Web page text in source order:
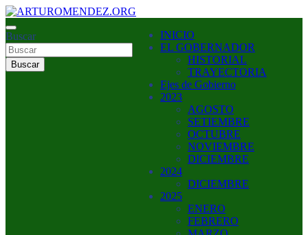
Saltar
al
contenido
ARTUROMENDEZ.ORG
ARTURO MENDEZ GOBERNADOR 2023
Buscar
Buscar
INICIO
EL GOBERNADOR
HISTORIAL
TRAYECTORIA
Ejes de Gobierno
2023
AGOSTO
SETIEMBRE
OCTUBRE
NOVIEMBRE
DICIEMBRE
2024
DICIEMBRE
2025
ENERO
FEBRERO